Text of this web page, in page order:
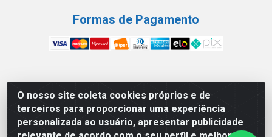
O nosso site coleta cookies próprios e de
terceiros para proporcionar uma experiência
personalizada ao usuário, apresentar publicidade
Formas de Pagamento
América Latina Indústria e Comércio de Vidros LTDA -
CNPJ 19.813.045/0001-03 - Rua Carlos Drummond de
Andrade, 151 Núcleo Industrial III – Cascavel/PR - CEP
85.811-530